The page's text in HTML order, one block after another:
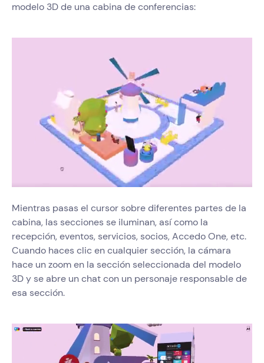
modelo 3D de una cabina de conferencias:
Mientras pasas el cursor sobre diferentes partes de la
cabina, las secciones se iluminan, así como la
recepción, eventos, servicios, socios, Accedo One, etc.
Cuando haces clic en cualquier sección, la cámara
hace un zoom en la sección seleccionada del modelo
3D y se abre un chat con un personaje responsable de
esa sección.